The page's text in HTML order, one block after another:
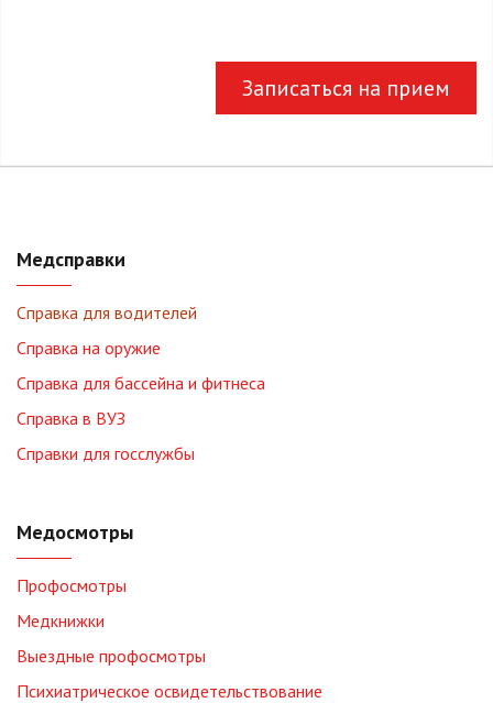
Записаться на прием
Медсправки
Справка для водителей
Справка на оружие
Справка для бассейна и фитнеса
Справка в ВУЗ
Справки для госслужбы
Медосмотры
Профосмотры
Медкнижки
Выездные профосмотры
Психиатрическое освидетельствование